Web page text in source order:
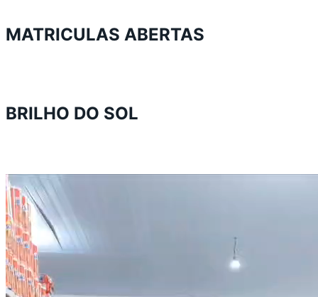
MATRICULAS ABERTAS
BRILHO DO SOL